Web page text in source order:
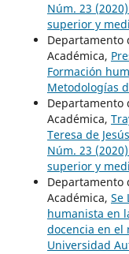
Núm. 23
superior y
Departamento
Académica,
Formación
Metodologías
Departamento
Académica,
Teresa de
Núm. 23
superior y
Departamento
Académica, Se
humanista en
docencia en el
Universidad